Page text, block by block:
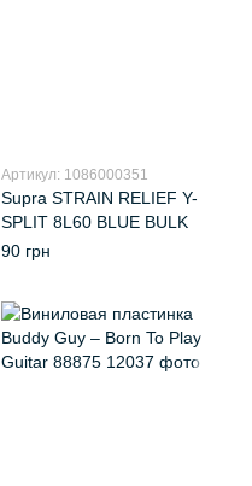
Артикул: 1086000351
Supra STRAIN RELIEF Y-
SPLIT 8L60 BLUE BULK
90 грн